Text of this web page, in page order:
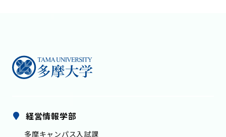
経営情報学部
多摩キャンパス入試課